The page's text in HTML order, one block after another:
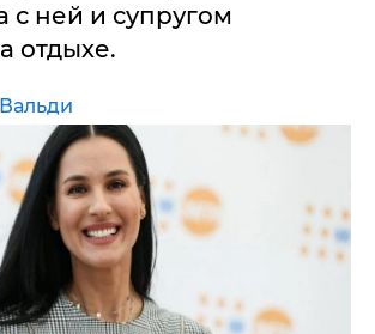
с ней и супругом
отдыхе.